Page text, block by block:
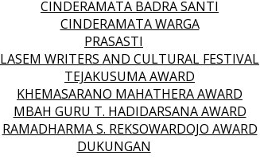
CINDERAMATA BADRA SANTI
CINDERAMATA WARGA
PRASASTI
LASEM WRITERS AND CULTURAL FESTIVAL
TEJAKUSUMA AWARD
KHEMASARANO MAHATHERA AWARD
MBAH GURU T. HADIDARSANA AWARD
RAMADHARMA S. REKSOWARDOJO AWARD
DUKUNGAN